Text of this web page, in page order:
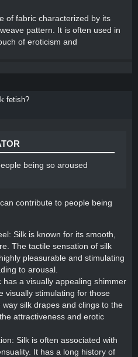
of fabric characterized by its
pattern. It is often used in
of eroticism and
fetish?
being so aroused
contribute to people being
Silk is known for its smooth,
The tactile sensation of silk
pleasurable and stimulating
to arousal.
has a visually appealing shimmer
visually stimulating for those
silk drapes and clings to the
attractiveness and erotic
Silk is often associated with
It has a long history of